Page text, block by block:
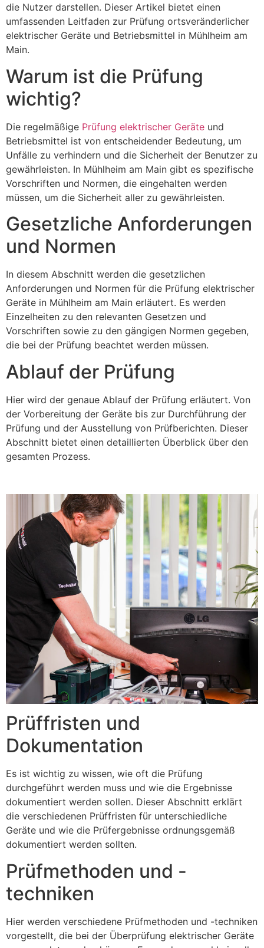
die Nutzer darstellen. Dieser Artikel bietet einen
umfassenden Leitfaden zur Prüfung ortsveränderlicher
elektrischer Geräte und Betriebsmittel in Mühlheim am
Main.
Warum ist die Prüfung
wichtig?
Die regelmäßige Prüfung elektrischer Geräte und
Betriebsmittel ist von entscheidender Bedeutung, um
Unfälle zu verhindern und die Sicherheit der Benutzer zu
gewährleisten. In Mühlheim am Main gibt es spezifische
Vorschriften und Normen, die eingehalten werden
müssen, um die Sicherheit aller zu gewährleisten.
Gesetzliche Anforderungen
und Normen
In diesem Abschnitt werden die gesetzlichen
Anforderungen und Normen für die Prüfung elektrischer
Geräte in Mühlheim am Main erläutert. Es werden
Einzelheiten zu den relevanten Gesetzen und
Vorschriften sowie zu den gängigen Normen gegeben,
die bei der Prüfung beachtet werden müssen.
Ablauf der Prüfung
Hier wird der genaue Ablauf der Prüfung erläutert. Von
der Vorbereitung der Geräte bis zur Durchführung der
Prüfung und der Ausstellung von Prüfberichten. Dieser
Abschnitt bietet einen detaillierten Überblick über den
gesamten Prozess.
Prüffristen und
Dokumentation
Es ist wichtig zu wissen, wie oft die Prüfung
durchgeführt werden muss und wie die Ergebnisse
dokumentiert werden sollen. Dieser Abschnitt erklärt
die verschiedenen Prüffristen für unterschiedliche
Geräte und wie die Prüfergebnisse ordnungsgemäß
dokumentiert werden sollten.
Prüfmethoden und -
techniken
Hier werden verschiedene Prüfmethoden und -techniken
vorgestellt, die bei der Überprüfung elektrischer Geräte